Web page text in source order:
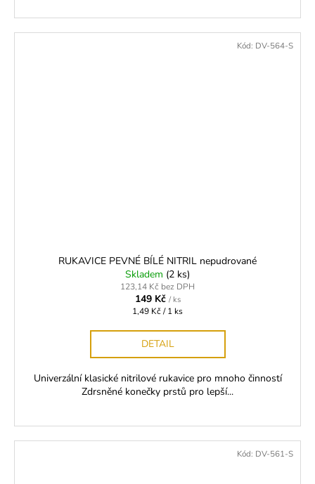
RUKAVICE PEVNÉ BÍLÉ NITRIL nepudrované
Skladem (2 ks)
123,14 Kč bez DPH
149 Kč / ks
Měrná
1,49 Kč / 1 ks
DETAIL
Univerzální klasické nitrilové rukavice pro mnoho činností
Zdrsněné konečky prstů pro lepší...
Kód: DV-564-S
Kód: DV-561-S